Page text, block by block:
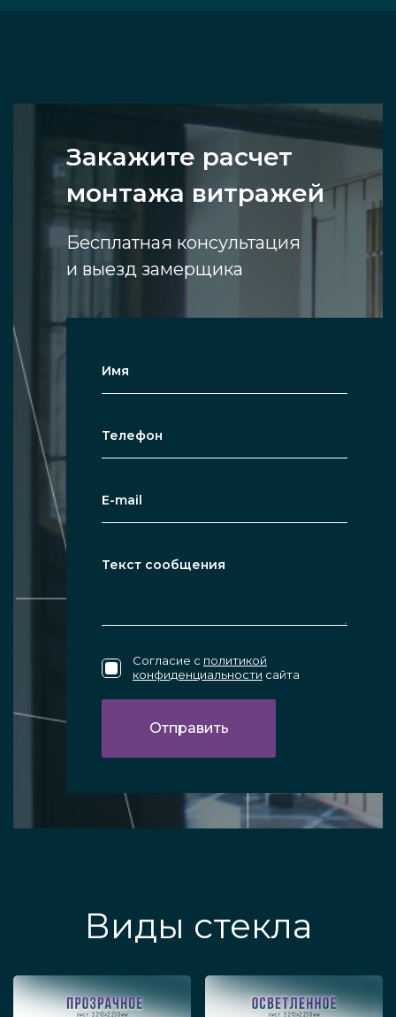
Закажите расчет
монтажа витражей
Бесплатная консультация
и выезд замерщика
Согласие с политикой
конфиденциальности сайта
Виды стекла